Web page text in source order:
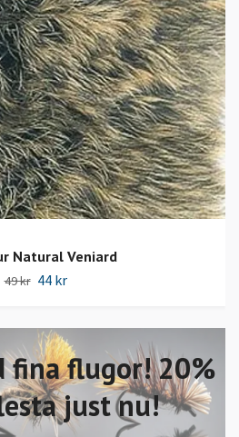
fina flugor! 20%
just nu!
Natural Veniard
49 kr 44 kr